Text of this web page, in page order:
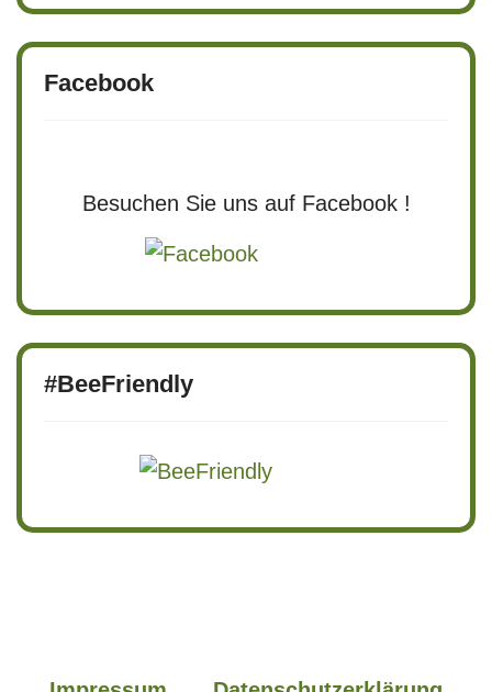
Facebook
Besuchen Sie uns auf Facebook !
#BeeFriendly